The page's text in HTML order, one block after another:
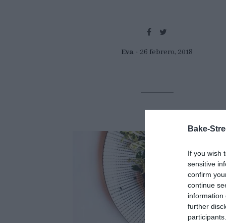
Bake-
If you wish
sensitive
confirm
continue
information
further
Eva 26 febrero, 2018